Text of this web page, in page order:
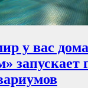
у вас
запускает